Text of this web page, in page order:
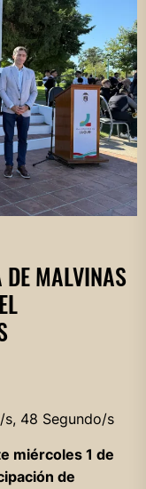
MALVINAS
48 Segundo/s
miércoles 1 de
de